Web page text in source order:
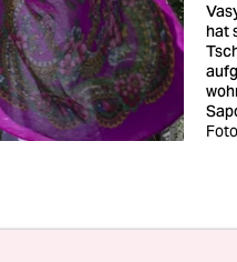
hat